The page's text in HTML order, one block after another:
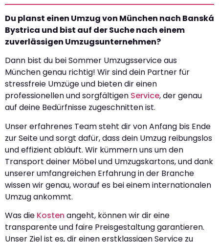
Du planst einen Umzug von München nach Banská
Bystrica und bist auf der Suche nach einem
zuverlässigen Umzugsunternehmen?
Dann bist du bei Sommer Umzugsservice aus
München genau richtig! Wir sind dein Partner für
stressfreie Umzüge und bieten dir einen
professionellen und sorgfältigen Service, der genau
auf deine Bedürfnisse zugeschnitten ist.
Unser erfahrenes Team steht dir von Anfang bis Ende
zur Seite und sorgt dafür, dass dein Umzug reibungslos
und effizient abläuft. Wir kümmern uns um den
Transport deiner Möbel und Umzugskartons, und dank
unserer umfangreichen Erfahrung in der Branche
wissen wir genau, worauf es bei einem internationalen
Umzug ankommt.
Was die Kosten angeht, können wir dir eine
transparente und faire Preisgestaltung garantieren.
Unser Ziel ist es, dir einen erstklassigen Service zu